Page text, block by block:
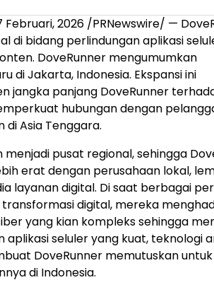
Februari, 2026 /PRNewswire/ —
di bidang perlindungan aplikasi
DoveRunner mengumumkan
di Jakarta, Indonesia. Ekspansi ini
jangka panjang DoveRunner
hubungan dengan
Asia Tenggara.
pusat regional, sehingga
erat dengan perusahaan lokal,
layanan digital. Di saat berbagai
digital, mereka
yang kian kompleks sehingga
seluler yang kuat, teknologi
DoveRunner memutuskan untuk
di Indonesia.